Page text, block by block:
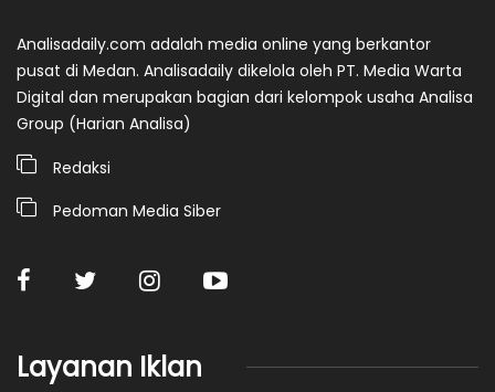
Analisadaily.com adalah media online yang berkantor
pusat di Medan. Analisadaily dikelola oleh PT. Media Warta
Digital dan merupakan bagian dari kelompok usaha Analisa
Group (Harian Analisa)
Redaksi
Pedoman Media Siber
Layanan Iklan